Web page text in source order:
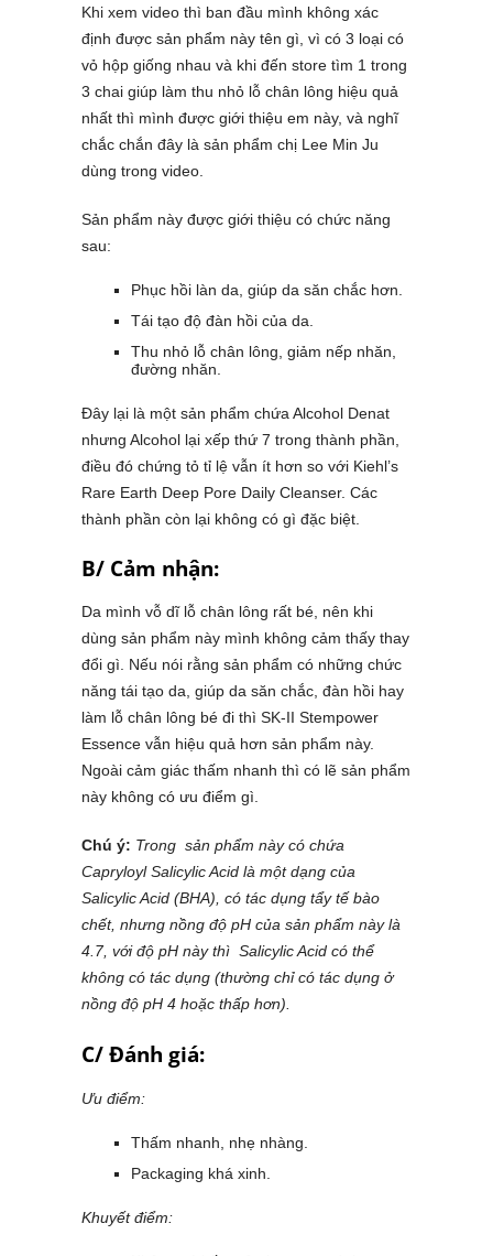
Khi xem video thì ban đầu mình không xác
định được sản phẩm này tên gì, vì có 3 loại có
vỏ hộp giống nhau và khi đến store tìm 1 trong
3 chai giúp làm thu nhỏ lỗ chân lông hiệu quả
nhất thì mình được giới thiệu em này, và nghĩ
chắc chắn đây là sản phẩm chị Lee Min Ju
dùng trong video.
Sản phẩm này được giới thiệu có chức năng
sau:
Phục hồi làn da, giúp da săn chắc hơn.
Tái tạo độ đàn hồi của da.
Thu nhỏ lỗ chân lông, giảm nếp nhăn,
đường nhăn.
Đây lại là một sản phẩm chứa Alcohol Denat
nhưng Alcohol lại xếp thứ 7 trong thành phần,
điều đó chứng tỏ tỉ lệ vẫn ít hơn so với Kiehl’s
Rare Earth Deep Pore Daily Cleanser. Các
thành phần còn lại không có gì đặc biệt.
B/ Cảm nhận:
Da mình vỗ dĩ lỗ chân lông rất bé, nên khi
dùng sản phẩm này mình không cảm thấy thay
đổi gì. Nếu nói rằng sản phẩm có những chức
năng tái tạo da, giúp da săn chắc, đàn hồi hay
làm lỗ chân lông bé đi thì SK-II Stempower
Essence vẫn hiệu quả hơn sản phẩm này.
Ngoài cảm giác thấm nhanh thì có lẽ sản phẩm
này không có ưu điểm gì.
Chú ý: Trong sản phẩm này có chứa
Capryloyl Salicylic Acid là một dạng của
Salicylic Acid (BHA), có tác dụng tẩy tế bào
chết, nhưng nồng độ pH của sản phẩm này là
4.7, với độ pH này thì Salicylic Acid có thể
không có tác dụng (thường chỉ có tác dụng ở
nồng độ pH 4 hoặc thấp hơn).
C/ Đánh giá:
Ưu điểm:
Thấm nhanh, nhẹ nhàng.
Packaging khá xinh.
Khuyết điểm: